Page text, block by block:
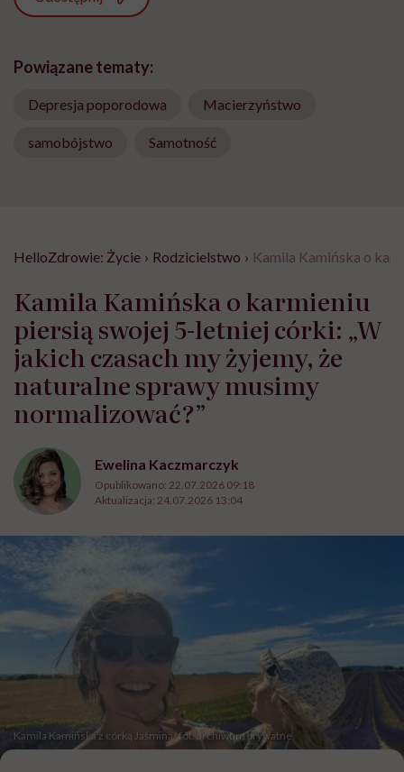
Powiązane tematy:
Depresja poporodowa Macierzyństwo
samobójstwo Samotność
HelloZdrowie: Życie › Rodzicielstwo › Kamila Kamińska o
Kamila Kamińska o karmieniu
piersią swojej 5-letniej córki: „W
jakich czasach my żyjemy, że
naturalne sprawy musimy
normalizować?”
Ewelina Kaczmarczyk
Opublikowano: 22.07.2026 09:18
Aktualizacja: 24.07.2026 13:04
Kamila Kamińska z córką Jaśminą/ fot. archiwum prywatne